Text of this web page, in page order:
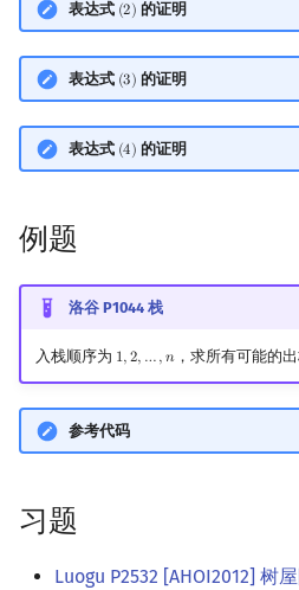
表达式 (2)
(2) 的证明
表达式 (3)
(3) 的证明
表达式 (4)
(4) 的证明
例题
洛谷 P1044 栈
入栈顺序为 1,2, …,𝑛
1,2,…,n ，求所有可能的
参考代码
习题
Luogu P2532 [AHOI2012] 树